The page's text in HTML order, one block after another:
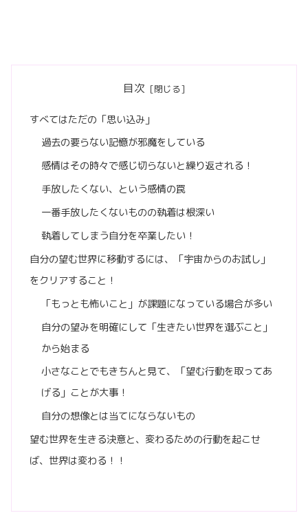
目次
すべてはただの「思い込み」
過去の要らない記憶が邪魔をしている
感情はその時々で感じ切らないと繰り返される！
手放したくない、という感情の罠
一番手放したくないものの執着は根深い
執着してしまう自分を卒業したい！
自分の望む世界に移動するには、「宇宙からのお試し」
をクリアすること！
「もっとも怖いこと」が課題になっている場合が多い
自分の望みを明確にして「生きたい世界を選ぶこと」
から始まる
小さなことでもきちんと見て、「望む行動を取ってあ
げる」ことが大事！
自分の想像とは当てにならないもの
望む世界を生きる決意と、変わるための行動を起こせ
ば、世界は変わる！！